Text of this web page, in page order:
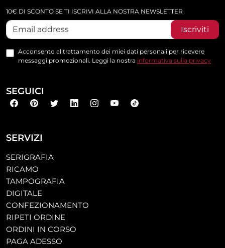
SERVIZI
SERIGRAFIA
RICAMO
TAMPOGRAFIA
DIGITALE
CONFEZIONAMENTO
RIPETI ORDINE
ORDINI IN CORSO
PAGA ADESSO
10€ DI SCONTO SE TI ISCRIVI ALLA NOSTRA NEWSLETTER
Iscriviti
Acconsento al trattamento dei miei dati personali per ricevere
messaggi promozionali. Leggi la nostra informativa sulla privacy
SEGUICI